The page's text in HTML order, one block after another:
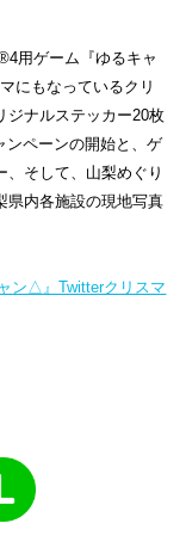
用ゲーム『ゆるキャ
にもなっているクリ
ジナルステッカー20枚
ンペーンの開始と、ゲ
、そして、山梨めぐり
県内各施設の現地写真
ン△』Twitterクリスマ